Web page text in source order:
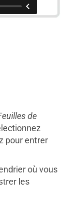
de
pour entrer
où vous
les